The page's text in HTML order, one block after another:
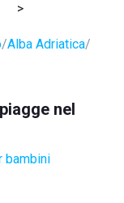
>
Alba Adriatica
nel
bambini